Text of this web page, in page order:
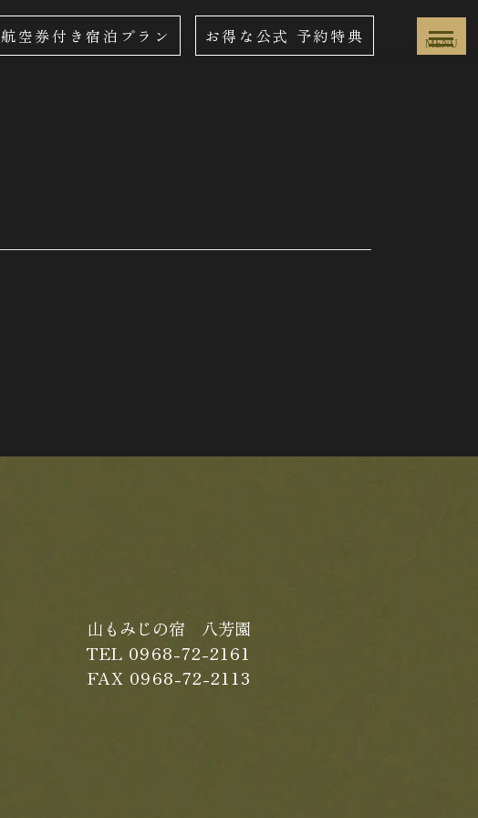
航空券付き宿泊プラン お得な公式 予約特典 MENU
山もみじの宿 八芳園
TEL 0968-72-2161
FAX 0968-72-2113